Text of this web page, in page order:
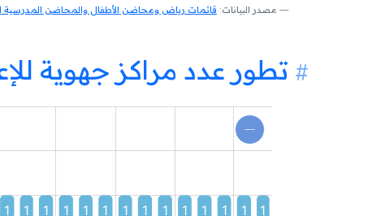
مصدر البيانات: قائمات رياض ومحاضن الأطفال والمحاضن المدرسية
تطور عدد مراكز جهوية